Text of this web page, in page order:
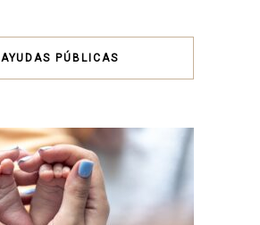
AYUDAS PÚBLICAS